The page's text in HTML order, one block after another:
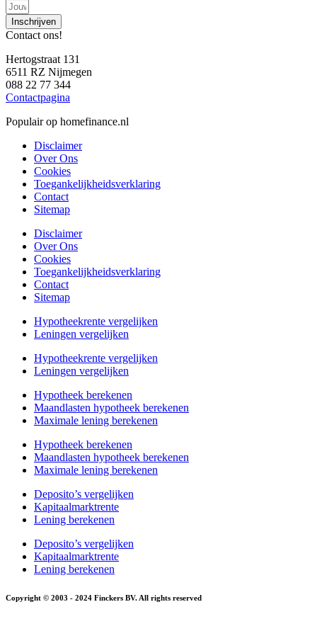
Inschrijven
Contact ons!
Hertogstraat 131
6511 RZ Nijmegen
088 22 77 344
Contactpagina
Populair op homefinance.nl
Disclaimer
Over Ons
Cookies
Toegankelijkheidsverklaring
Contact
Sitemap
Disclaimer
Over Ons
Cookies
Toegankelijkheidsverklaring
Contact
Sitemap
Hypotheekrente vergelijken
Leningen vergelijken
Hypotheekrente vergelijken
Leningen vergelijken
Hypotheek berekenen
Maandlasten hypotheek berekenen
Maximale lening berekenen
Hypotheek berekenen
Maandlasten hypotheek berekenen
Maximale lening berekenen
Deposito’s vergelijken
Kapitaalmarktrente
Lening berekenen
Deposito’s vergelijken
Kapitaalmarktrente
Lening berekenen
Copyright © 2003 - 2024 Finckers BV. All rights reserved